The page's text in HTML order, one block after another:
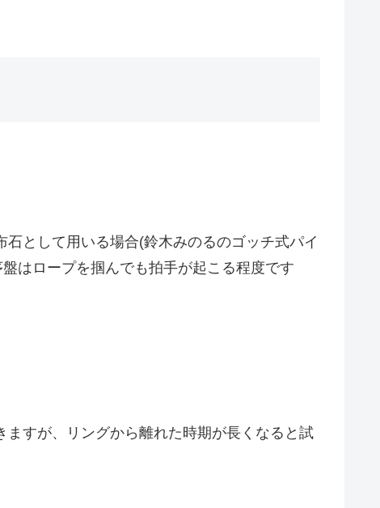
として用いる場合(鈴木みのるのゴッチ式パイ
はロープを掴んでも拍手が起こる程度です
すが、リングから離れた時期が長くなると試